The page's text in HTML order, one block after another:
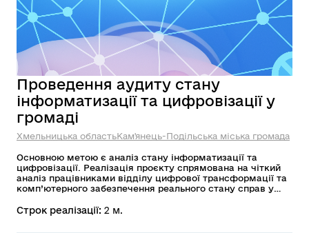
Проведення аудиту стану
інформатизації та цифровізації у
громаді
Хмельницька областьКам'янець-Подільська міська громада
Основною метою є аналіз стану інформатизації та
цифровізації. Реалізація проєкту спрямована на чіткий
аналіз працівниками відділу цифрової трансформації та
комп’ютерного забезпечення реального стану справ у
Дослідження потрібне для кращого розуміння потреб
Строк реалізації: 2 м.